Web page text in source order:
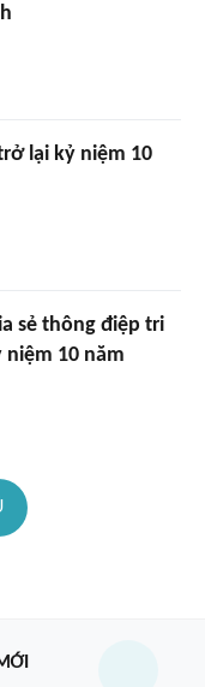
lại kỷ niệm 10
sẻ thông điệp tri
10 năm